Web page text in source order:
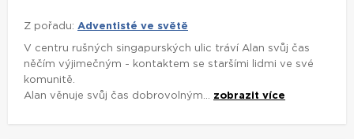
Z pořadu: Adventisté ve světě
V centru rušných singapurských ulic tráví Alan svůj čas
něčím výjimečným - kontaktem se staršími lidmi ve své
komunitě.
Alan věnuje svůj čas dobrovolným... zobrazit více